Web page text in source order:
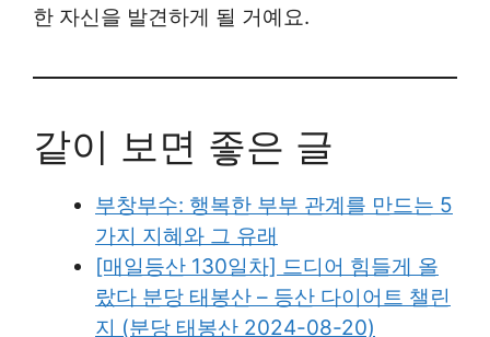
한 자신을 발견하게 될 거예요.
같이 보면 좋은 글
부창부수: 행복한 부부 관계를 만드는 5
가지 지혜와 그 유래
[매일등산 130일차] 드디어 힘들게 올
랐다 분당 태봉산 – 등산 다이어트 챌린
지 (분당 태봉산 2024-08-20)